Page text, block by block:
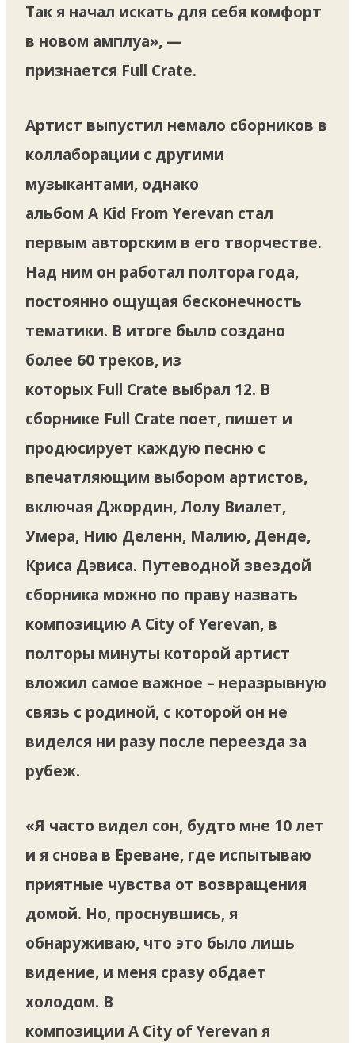
Так я начал искать для себя комфорт
в новом амплуа», —
признается Full Crate.
Артист выпустил немало сборников в
коллаборации с другими
музыкантами, однако
альбом A Kid From Yerevan стал
первым авторским в его творчестве.
Над ним он работал полтора года,
постоянно ощущая бесконечность
тематики. В итоге было создано
более 60 треков, из
которых Full Crate выбрал 12. В
сборнике Full Crate поет, пишет и
продюсирует каждую песню с
впечатляющим выбором артистов,
включая Джордин, Лолу Виалет,
Умера, Нию Деленн, Малию, Денде,
Криса Дэвиса. Путеводной звездой
сборника можно по праву назвать
композицию A City of Yerevan, в
полторы минуты которой артист
вложил самое важное – неразрывную
связь с родиной, с которой он не
виделся ни разу после переезда за
рубеж.
«Я часто видел сон, будто мне 10 лет
и я снова в Ереване, где испытываю
приятные чувства от возвращения
домой. Но, проснувшись, я
обнаруживаю, что это было лишь
видение, и меня сразу обдает
холодом. В
композиции A City of Yerevan я